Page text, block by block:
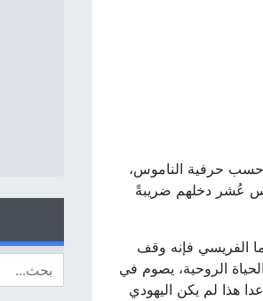
حسب حرفية الناموس،
عُشر دخلهم ضريبةً
الفريسي فإنه وقف
الروحية، يصوم في
هذا لم يكن اليهودي